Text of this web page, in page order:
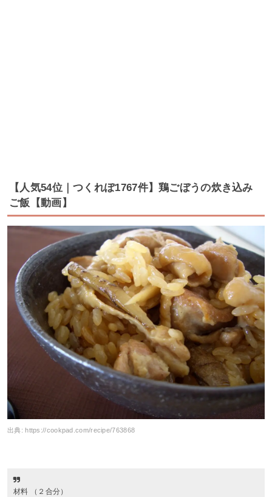
【人気54位｜つくれぽ1767件】鶏ごぼうの炊き込み
ご飯【動画】
出典:https://cookpad.com/recipe/763868
材料 （２合分）